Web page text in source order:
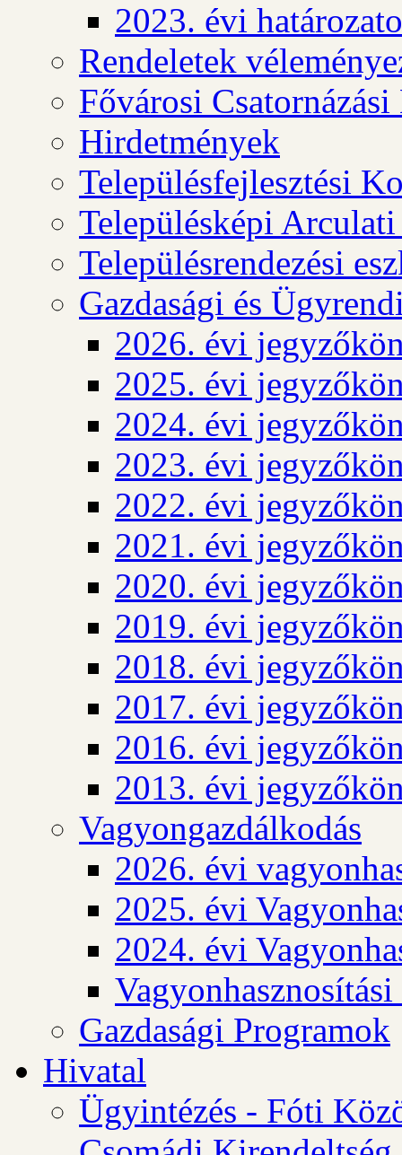
2023. évi
Rendeletek
Fővárosi
Hirdetmények
Településfejlesztési
Településképi
Településrendezési
Gazdasági és
2026. évi
2025. évi
2024. évi
2023. évi
2022. évi
2021. évi
2020. évi
2019. évi
2018. évi
2017. évi
2016. évi
2013. évi
Vagyongazdálkodás
2026. évi
2025. évi
2024. évi
Gazdasági Programok
Hivatal
Ügyintézés - Fóti